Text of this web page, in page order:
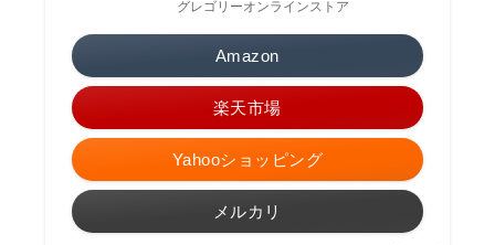
グレゴリーオンラインストア
Amazon
楽天市場
Yahooショッピング
メルカリ